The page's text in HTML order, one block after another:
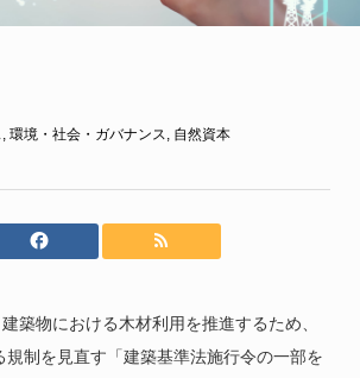
, 環境・社会・ガバナンス, 自然資本
築物における木材利用を推進するため、
規制を見直す「建築基準法施行令の一部を